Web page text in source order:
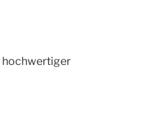
hochwertiger